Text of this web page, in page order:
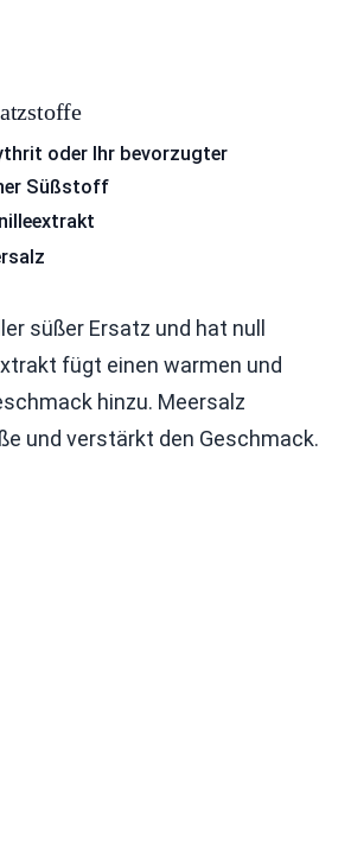
oder Ihr bevorzugter
Süßstoff
süßer Ersatz und hat null
fügt einen warmen und
hinzu. Meersalz
und verstärkt den Geschmack.